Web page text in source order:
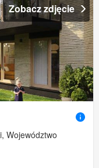
Zobacz zdjęcie
Województwo